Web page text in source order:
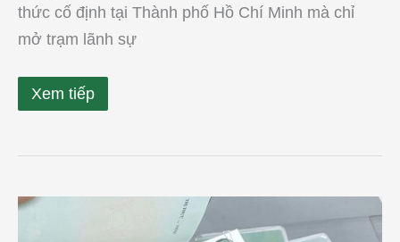
thức cố định tại Thành phố Hồ Chí Minh mà chỉ
mở trạm lãnh sự
Xem tiếp
Hướng